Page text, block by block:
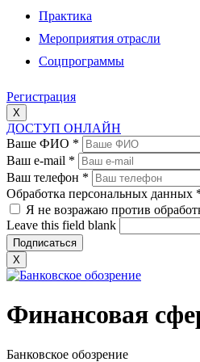
Практика
Мероприятия отрасли
Соцпрограммы
Регистрация
X
ДОСТУП ОНЛАЙН
Ваше ФИО *
Ваш e-mail *
Ваш телефон *
Обработка персональных данных
Я не возражаю против
Leave this field blank
X
Финансовая
Банковское обозрение